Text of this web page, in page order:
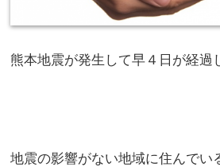
熊本地震が発生して早４日が経過
地震の影響がない地域に住んでい